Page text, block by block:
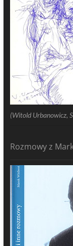
(Witold Urbanowicz,
Rozmowy z